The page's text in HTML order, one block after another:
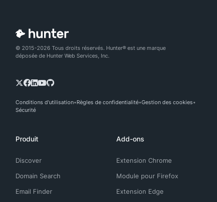
© 2015-2026 Tous droits réservés. Hunter® est une marque
déposée de Hunter Web Services, Inc.
Conditions d'utilisation Règles de confidentialité Gestion des cookies
Sécurité
Produit
Discover
Domain Search
Email Finder
Add-ons
Extension Chrome
Module pour Firefox
Extension Edge